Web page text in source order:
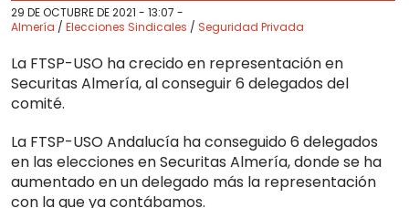
29 DE OCTUBRE DE 2021 - 13:07 -
Almería / Elecciones Sindicales / Seguridad Privada
La FTSP-USO ha crecido en representación en
Securitas Almería, al conseguir 6 delegados del
comité.
La FTSP-USO Andalucía ha conseguido 6 delegados
en las elecciones en Securitas Almería, donde se ha
aumentado en un delegado más la representación
con la que ya contábamos.